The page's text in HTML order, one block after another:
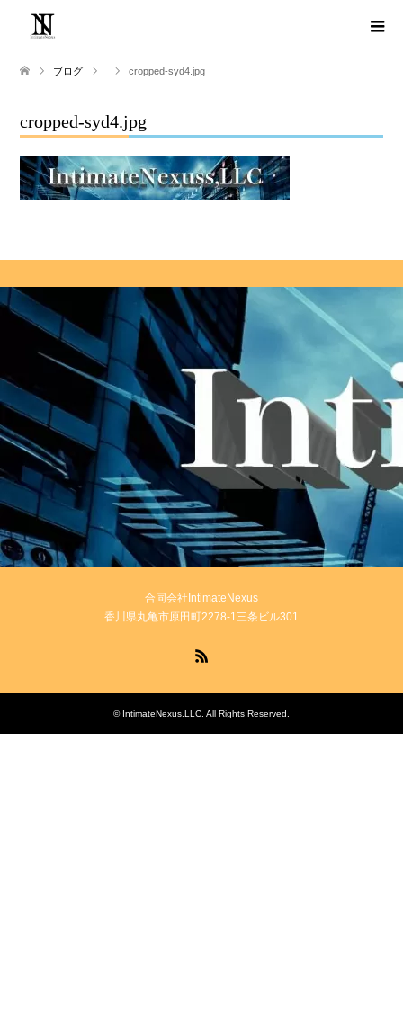
ブログ cropped-syd4.jpg
cropped-syd4.jpg
合同会社IntimateNexus
香川県丸亀市原田町2278-1三条ビル301
© IntimateNexus.LLC . All Rights Reserved.